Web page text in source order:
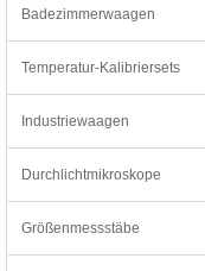
Badezimmerwaagen
Temperatur-Kalibriersets
Industriewaagen
Durchlichtmikroskope
Größenmessstäbe